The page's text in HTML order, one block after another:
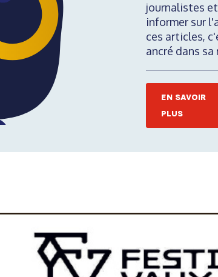
journalistes
informer sur
ces articles,
ancré dans sa
EN SAVOIR
PLUS